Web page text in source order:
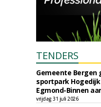
TENDERS
Gemeente
sportpark Hogedijk
Egmond-Binnen
vrijdag 31 juli 2026